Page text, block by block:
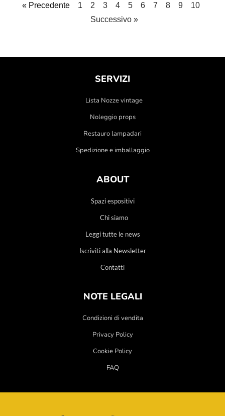
« Precedente 1 2 3 4 5 6 7 8 9
10
Successivo »
SERVIZI
Lista Nozze vintage
Noleggio props
Restauro lampadari
Spedizione e imballaggio
ABOUT
Spazi espositivi
Chi siamo
Leggi tutte le news
Iscriviti alla Newsletter
Contatti
NOTE LEGALI
Condizioni di vendita
Privacy Policy
Cookie Policy
FAQ